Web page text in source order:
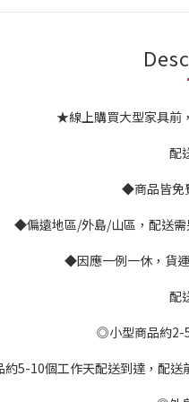
★線上購買大型家具前
配
◆商品皆免
◆偏遠地區/外島/山區，配送需
◆因應一例一休，貨
配
◎小型商品約2-
5-10個工作天配送到達，配送